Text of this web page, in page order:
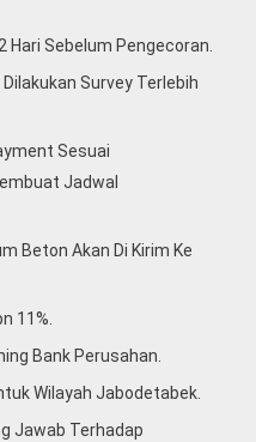
Hari Sebelum Pengecoran.
Survey Terlebih
Sesuai
Jadwal
Beton Akan Di Kirim Ke
11%.
Bank Perusahan.
Wilayah Jabodetabek.
Jawab Terhadap